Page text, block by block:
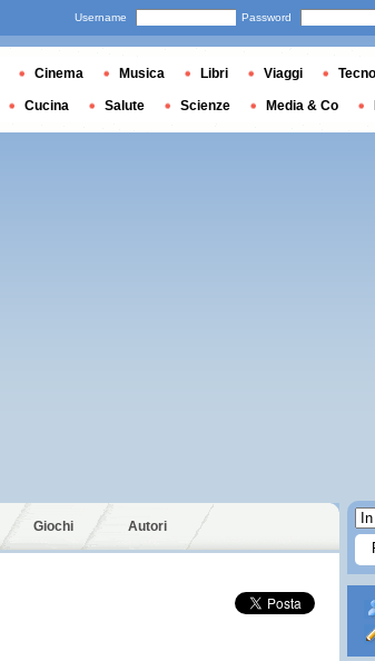
Giochi Autori
Username Password
Cinema Musica Libri Viaggi
Cucina Salute Scienze Media & Co